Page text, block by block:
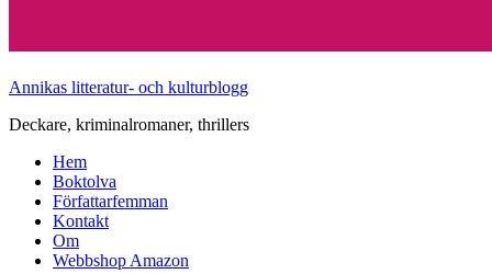
Annikas litteratur- och kulturblogg
Deckare, kriminalromaner, thrillers
Hem
Boktolva
Författarfemman
Kontakt
Om
Webbshop Amazon